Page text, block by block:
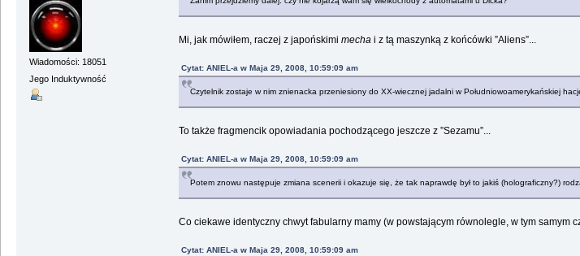
Wiadomości: 18051
Jego Induktywność
Mi, jak mówiłem, raczej z japońskimi mechai z tą maszynką z końcówki ”Aliens”...
Cytat: ANIEL-a w Maja 29, 2008, 10:59:09 am
Czytelnik zostaje w nim znienacka przeniesiony do XX-wiecznej jadalni w Południowoamerykańskiej
To także fragmencik opowiadania pochodzącego jeszcze z ”Sezamu”...
Cytat: ANIEL-a w Maja 29, 2008, 10:59:09 am
Potem znowu następuje zmiana scenerii i okazuje się, że tak naprawdę był to jakiś (holograficzny?)
Co ciekawe identyczny chwyt fabularny mamy (w powstającym równolegle, w tym samym
Cytat: ANIEL-a w Maja 29, 2008, 10:59:09 am